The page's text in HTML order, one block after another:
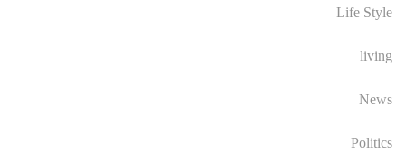
Life Style
living
News
Politics